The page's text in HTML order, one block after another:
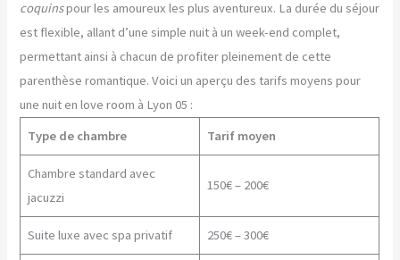
coquinspour les amoureux les plus aventureux. La durée du séjour
est flexible, allant d’une simple nuit à un week-end complet,
permettant ainsi à chacun de profiter pleinement de cette
parenthèse romantique. Voici un aperçu des tarifs moyens pour
une nuit en love room à Lyon 05 :
Type de chambre
Tarif moyen
Chambre standard avec
jacuzzi
150€ – 200€
Suite luxe avec spa privatif 250€ – 300€